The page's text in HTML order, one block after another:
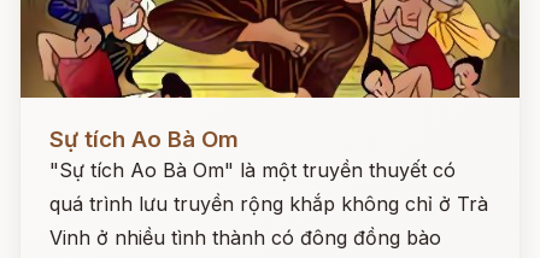
Sự tích Ao Bà Om
"Sự tích Ao Bà Om" là một truyền thuyết có
quá trình lưu truyền rộng khắp không chỉ ở Trà
Vinh ở nhiều tình thành có đông đồng bào